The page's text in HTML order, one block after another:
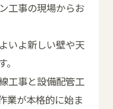
工事の現場からお
いよ新しい壁や天
工事と設備配管工
業が本格的に始ま